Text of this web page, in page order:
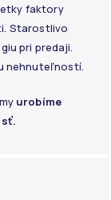
faktory
Starostlivo
pri predaji.
nehnuteľností.
urobíme